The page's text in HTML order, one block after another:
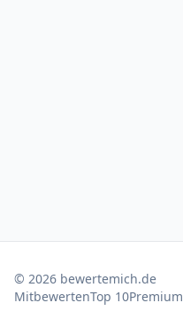
© 2026 bewertemich.de
MitbewertenTop 10Premium